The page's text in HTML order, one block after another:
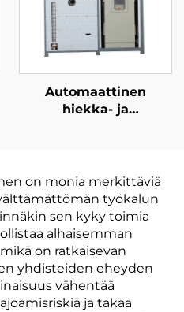
Automaattinen
hiekka- ja
jättilandfillin leachate-
käsittelyyn
on monia merkittäviä
työkalun
sen kyky toimia
alhaisemman
on ratkaisevan
yhdisteiden eheyden
vähentää
ja takaa